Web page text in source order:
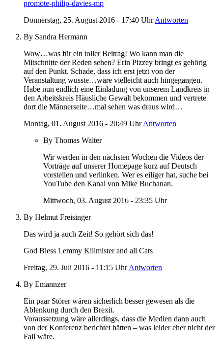
promote-philip-davies-mp
Donnerstag, 25. August 2016 - 17:40 Uhr Antworten
By Sandra Hermann
Wow…was für ein toller Beitrag! Wo kann man die
Mitschnitte der Reden sehen? Erin Pizzey bringt es gehörig
auf den Punkt. Schade, dass ich erst jetzt von der
Veranstaltung wusste…wäre vielleicht auch hingegangen.
Habe nun endlich eine Einladung von unserem Landkreis in
den Arbeitskreis Häusliche Gewalt bekommen und vertrete
dort die Männerseite…mal sehen was draus wird…
Montag, 01. August 2016 - 20:49 Uhr Antworten
By Thomas Walter
Wir werden in den nächsten Wochen die Videos der
Vorträge auf unserer Homepage kurz auf Deutsch
vorstellen und verlinken. Wer es eiliger hat, suche bei
YouTube den Kanal von Mike Buchanan.
Mittwoch, 03. August 2016 - 23:35 Uhr
By Helmut Freisinger
Das wird ja auch Zeit! So gehört sich das!
God Bless Lemmy Killmister and all Cats
Freitag, 29. Juli 2016 - 11:15 Uhr Antworten
By Emannzer
Ein paar Störer wären sicherlich besser gewesen als die
Ablenkung durch den Brexit.
Voraussetzung wäre allerdings, dass die Medien dann auch
von der Konferenz berichtet hätten – was leider eher nicht der
Fall wäre.